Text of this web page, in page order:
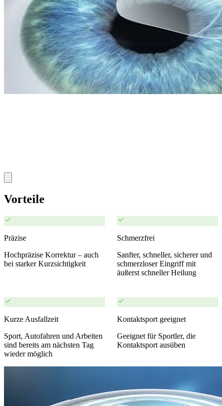
Vorteile
Präzise
Hochpräzise Korrektur – auch
bei starker Kurzsichtigkeit
Schmerzfrei
Sanfter, schneller, sicherer und
schmerzloser Eingriff mit
äußerst schneller Heilung
Kurze Ausfallzeit
Sport, Autofahren und Arbeiten
sind bereits am nächsten Tag
wieder möglich
Kontaktsport geeignet
Geeignet für Sportler, die
Kontaktsport ausüben